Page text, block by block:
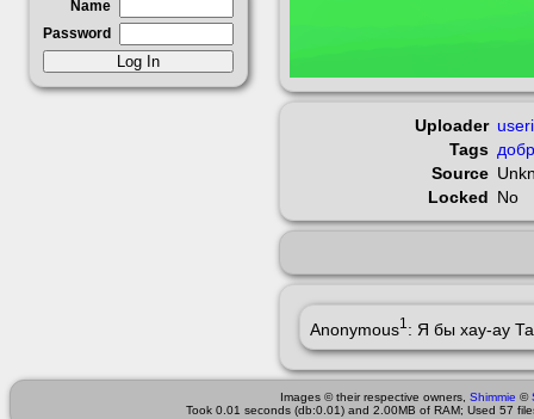
Name
Password
Uploader
Tags
Source
Locked No
Anonymous1 : Я бы хау-ау
Images © their respective owners, Shimmie ©
Took 0.01 seconds (db:0.01) and 2.00MB of RAM; Used 57